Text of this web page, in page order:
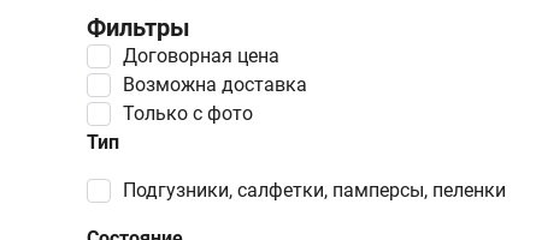
Фильтры
Договорная цена
Возможна доставка
Тип
Подгузники, салфетки, памперсы, пеленки
Только с фото